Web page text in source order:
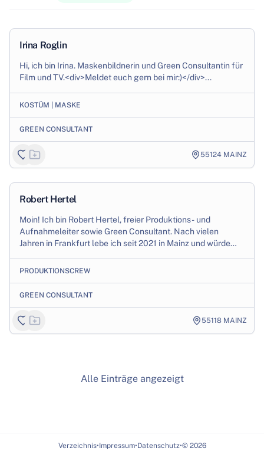
Production
Irina Roglin
Hi, ich bin Irina. Maskenbildnerin und Green Consultantin für
Film und TV.<div>Meldet euch gern bei mir:)</div>...
KOSTÜM | MASKE
GREEN CONSULTANT
55124 MAINZ
Production
Robert Hertel
Moin! Ich bin Robert Hertel, freier Produktions- und
Aufnahmeleiter sowie Green Consultant. Nach vielen
Jahren in Frankfurt lebe ich seit 2021 in Mainz und würde
PRODUKTIONSCREW
GREEN CONSULTANT
55118 MAINZ
Alle Einträge angezeigt
Verzeichnis•Impressum•Datenschutz•© 2026